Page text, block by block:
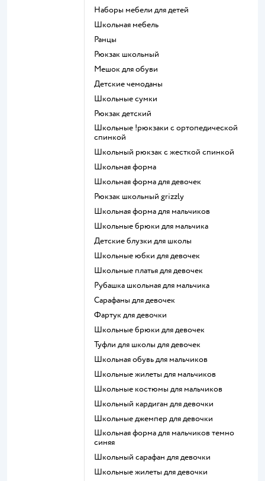
Наборы мебели для детей
Школьная мебель
Ранцы
Рюкзак школьный
Мешок для обуви
Детские чемоданы
Школьные сумки
Рюкзак детский
Школьные !рюкзаки с ортопедической
спинкой
Школьный рюкзак с жесткой спинкой
Школьная форма
Школьная форма для девочек
Рюкзак школьный grizzly
Школьная форма для мальчиков
Школьные брюки для мальчика
Детские блузки для школы
Школьные юбки для девочек
Школьные платья для девочек
Рубашка школьная для мальчика
Сарафаны для девочек
Фартук для девочки
Школьные брюки для девочек
Туфли для школы для девочек
Школьная обувь для мальчиков
Школьные жилеты для мальчиков
Школьные костюмы для мальчиков
Школьный кардиган для девочки
Школьные джемпер для девочки
Школьная форма для мальчиков темно
синяя
Школьный сарафан для девочки
Школьные жилеты для девочки